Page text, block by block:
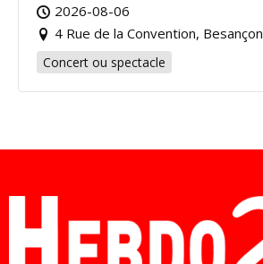
2026-08-06
4 Rue de la Convention, Besançon
Concert ou spectacle